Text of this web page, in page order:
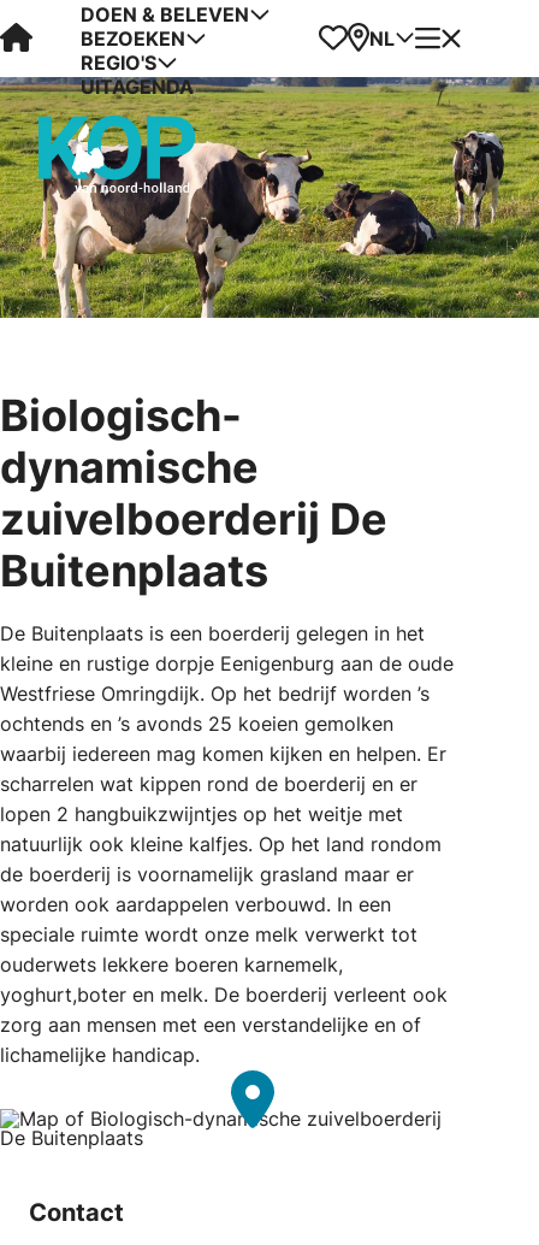
Visit Kop van Holland
DOEN & BELEVEN
BEZOEKEN
REGIO'S
UITAGENDA
Favorieten
Kaart
NL Menu
Biologisch-
dynamische
zuivelboerderij De
Buitenplaats
De Buitenplaats is een boerderij gelegen in het
kleine en rustige dorpje Eenigenburg aan de oude
Westfriese Omringdijk. Op het bedrijf worden ’s
ochtends en ’s avonds 25 koeien gemolken
waarbij iedereen mag komen kijken en helpen. Er
scharrelen wat kippen rond de boerderij en er
lopen 2 hangbuikzwijntjes op het weitje met
natuurlijk ook kleine kalfjes. Op het land rondom
de boerderij is voornamelijk grasland maar er
worden ook aardappelen verbouwd. In een
speciale ruimte wordt onze melk verwerkt tot
ouderwets lekkere boeren karnemelk,
yoghurt,boter en melk. De boerderij verleent ook
zorg aan mensen met een verstandelijke en of
lichamelijke handicap.
Contact